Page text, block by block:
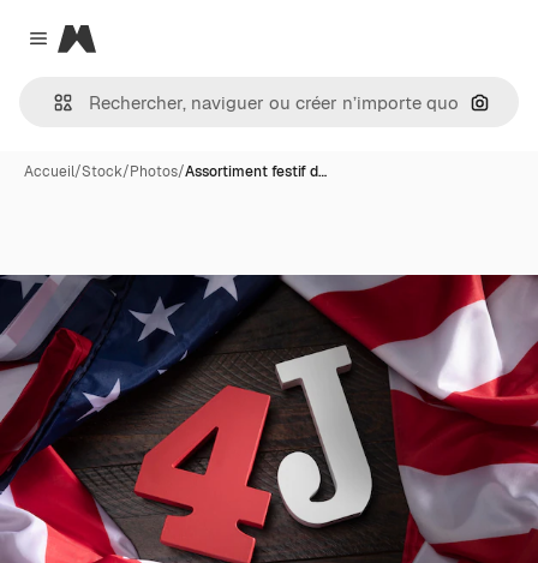
Close menu
Magnific
Accueil/Stock/Photos/Assortiment festif d…